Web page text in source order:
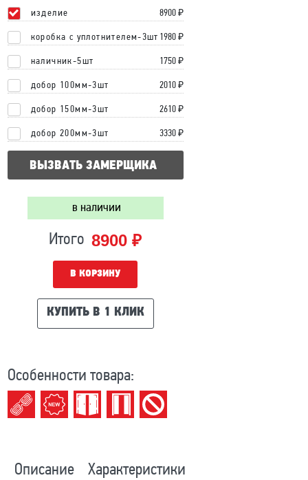
изделие 8900₽
коробка с уплотнителем-3шт 1980 ₽
наличник-5шт 1750 ₽
добор 100мм-3шт 2010 ₽
добор 150мм-3шт 2610 ₽
добор 200мм-3шт 3330 ₽
ВЫЗВАТЬ ЗАМЕРЩИКА
в наличии
Итого 8900 ₽
В КОРЗИНУ
КУПИТЬ В 1 КЛИК
Особенности товара:
Описание Характеристики